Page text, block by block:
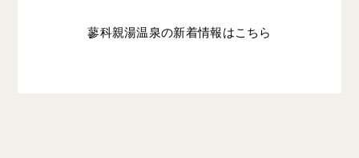
蓼科親湯温泉の新着情報はこちら